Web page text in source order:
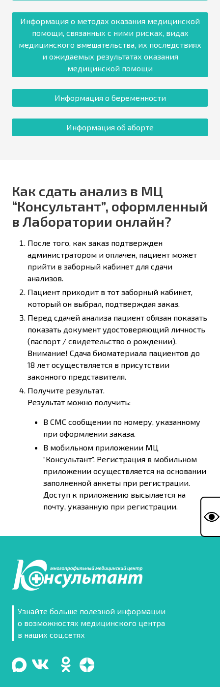
Информация о методах оказания медицинской
помощи, связанных с ними рисках, видах
медицинского вмешательства, их последствиях
и ожидаемых результатах оказания
медицинской помощи
Информация о беременности
Информация об аборте
Как сдать анализ в МЦ
“Консультант”, оформленный
в Лаборатории онлайн?
После того, как заказ подтвержден
администратором и оплачен, пациент может
прийти в заборный кабинет для сдачи
анализов.
Пациент приходит в тот заборный кабинет,
который он выбрал, подтверждая заказ.
Перед сдачей анализа пациент обязан показать
показать документ удостоверяющий личность
(паспорт / свидетельство о рождении).
Внимание! Сдача биоматериала пациентов до
18 лет осуществляется в присутствии
законного представителя.
Получите результат.
Результат можно получить:
В СМС сообщении по номеру, указанному
при оформлении заказа.
В мобильном приложении МЦ
“Консультант”. Регистрация в мобильном
приложении осуществляется на основании
заполненной анкеты при регистрации.
Доступ к приложению высылается на
почту, указанную при регистрации.
Узнайте больше полезной информации
о возможностях медицинского центра
в наших соц.сетях